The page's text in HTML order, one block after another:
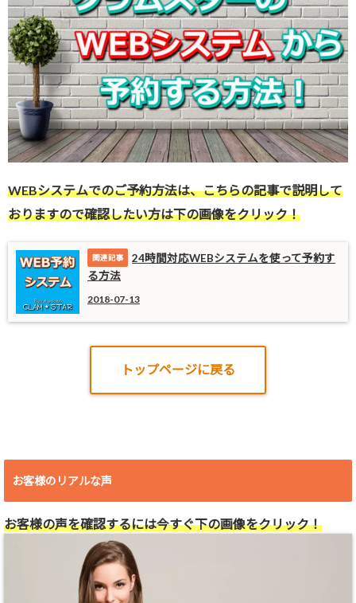
WEBシステムでのご予約方法は、こちらの記事で説明して
おりますので確認したい方は下の画像をクリック！
24時間対応WEBシステムを使って予約す
る方法
2018-07-13
トップページに戻る
お客様のリアルな声
お客様の声を確認するには今すぐ下の画像をクリック！